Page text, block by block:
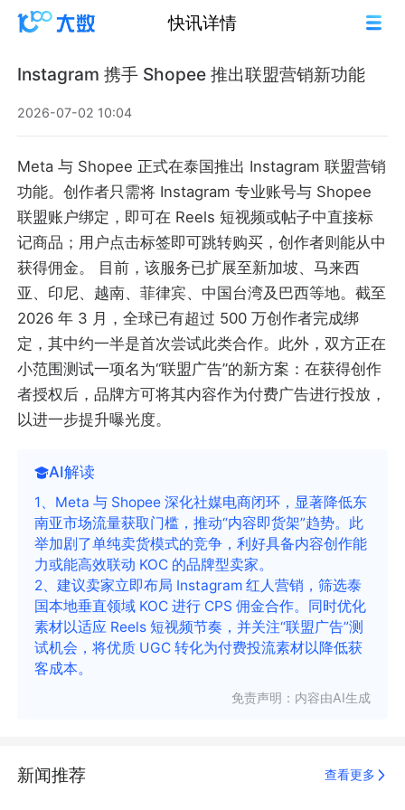
快讯详情
Instagram 携手 Shopee 推出联盟营销新功能
2026-07-02 10:04
Meta 与 Shopee 正式在泰国推出 Instagram 联盟营销
功能。创作者只需将 Instagram 专业账号与 Shopee
联盟账户绑定，即可在 Reels 短视频或帖子中直接标
记商品；用户点击标签即可跳转购买，创作者则能从中
获得佣金。 目前，该服务已扩展至新加坡、马来西
亚、印尼、越南、菲律宾、中国台湾及巴西等地。截至
2026 年 3 月，全球已有超过 500 万创作者完成绑
定，其中约一半是首次尝试此类合作。此外，双方正在
小范围测试一项名为“联盟广告”的新方案：在获得创作
者授权后，品牌方可将其内容作为付费广告进行投放，
以进一步提升曝光度。
AI解读
1、Meta 与 Shopee 深化社媒电商闭环，显著降低东
南亚市场流量获取门槛，推动“内容即货架”趋势。此
举加剧了单纯卖货模式的竞争，利好具备内容创作能
力或能高效联动 KOC 的品牌型卖家。
2、建议卖家立即布局 Instagram 红人营销，筛选泰
国本地垂直领域 KOC 进行 CPS 佣金合作。同时优化
素材以适应 Reels 短视频节奏，并关注“联盟广告”测
试机会，将优质 UGC 转化为付费投流素材以降低获
客成本。
免责声明：内容由AI生成
新闻推荐 查看更多